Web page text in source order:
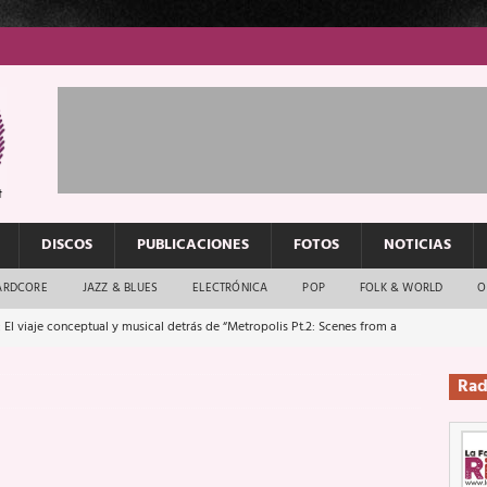
DISCOS PUBLICACIONES FOTOS NOTICIAS
JAZZ & BLUES ELECTRÓNICA POP FOLK & WORLD
El viaje conceptual y musical detrás de “Metropolis Pt.2: Scenes from a
El rock urbano sigue en buenas manos